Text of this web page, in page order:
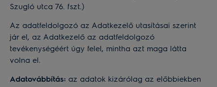
Szugló utca 76. fszt.)
Az adatfeldolgozó az Adatkezelő utasításai szerint
jár el, az Adatkezelő az adatfeldolgozó
tevékenységéért úgy felel, mintha azt maga látta
volna el.
Adatovábbítás: az adatok kizárólag az előbbiekben